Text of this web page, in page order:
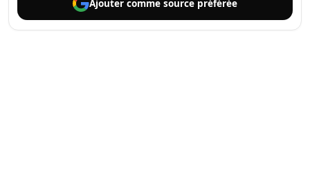
Ajouter comme source préférée